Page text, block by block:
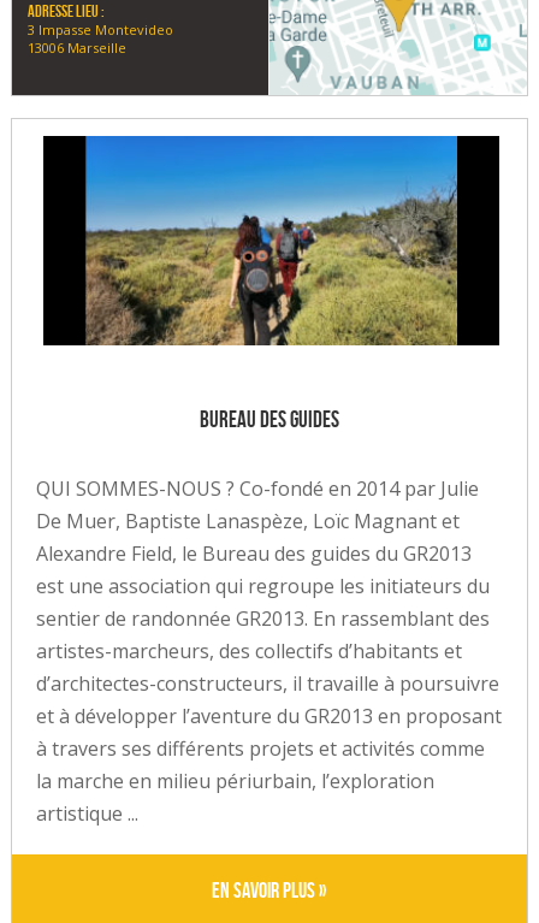
Adresse lieu :
3 Impasse Montevideo
13006 Marseille
Bureau des guides
QUI SOMMES-NOUS ? Co-fondé en 2014 par Julie
De Muer, Baptiste Lanaspèze, Loïc Magnant et
Alexandre Field, le Bureau des guides du GR2013
est une association qui regroupe les initiateurs du
sentier de randonnée GR2013. En rassemblant des
artistes-marcheurs, des collectifs d’habitants et
d’architectes-constructeurs, il travaille à poursuivre
et à développer l’aventure du GR2013 en proposant
à travers ses différents projets et activités comme
la marche en milieu périurbain, l’exploration
artistique ...
En savoir plus »